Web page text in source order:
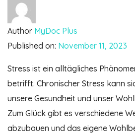
Author MyDoc Plus
Published on: November 11, 2023
Stress ist ein alltägliches
betrifft. Chronischer Stress kann
unsere Gesundheit und unser
Zum Glück gibt es verschiedene
abzubauen und das eigene